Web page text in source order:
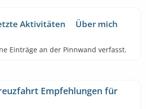
Aktivitäten Über mich
Einträge an der Pinnwand verfasst.
Empfehlungen für